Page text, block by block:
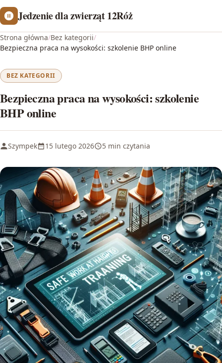
Jedzenie dla zwierząt 12Róż
Strona główna/Bez kategorii/
Bezpieczna praca na wysokości: szkolenie BHP online
BEZ KATEGORII
Bezpieczna praca na wysokości: szkolenie
BHP online
Szympek 15 lutego 2026 5 min czytania